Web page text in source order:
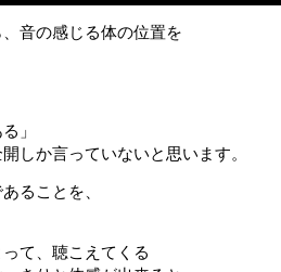
音の感じる体の位置を
」
しか言っていないと思います。
ることを、
て、聴こえてくる